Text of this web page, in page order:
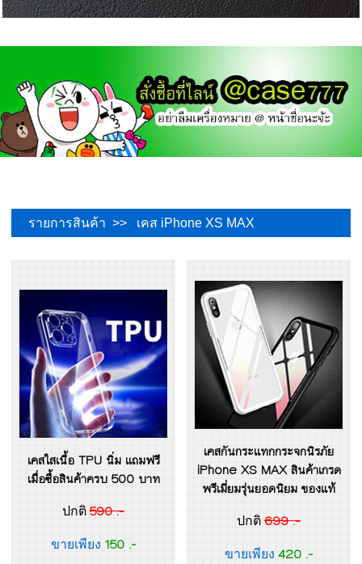
รายการสินค้า >> เคส iPhone XS MAX
เคสใสเนื้อ TPU นิ่ม แถมฟรี
เมื่อซื้อสินค้าครบ 500 บาท
ปกติ 590 .-
ขายเพียง 150 .-
เคสกันกระแทกกระจกนิรภัย
iPhone XS MAX สินค้าเกรด
พรีเมี่ยมรุ่นยอดนิยม ของแท้
ปกติ 699 .-
ขายเพียง 420 .-